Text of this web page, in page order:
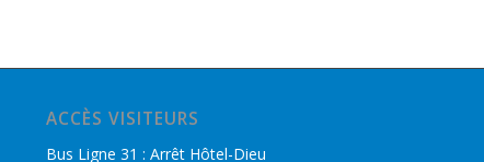
ACCÈS VISITEURS
Bus Ligne 31 : Arrêt Hôtel-Dieu